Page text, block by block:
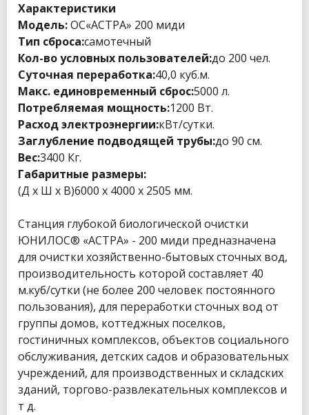
Характеристики
Модель:ОС«АСТРА» 200 миди
Тип сброса:самотечный
Кол-во условных пользователей:до 200 чел.
Суточная переработка:40,0 куб.м.
Макс. единовременный сброс:5000 л.
Потребляемая мощность:1200 Вт.
Расход электроэнергии:кВт/сутки.
Заглубление подводящей трубы:до 90 см.
Вес:3400 Кг.
Габаритные размеры:
(Д х Ш х В)6000 x 4000 х 2505 мм.
Станция глубокой биологической очистки
ЮНИЛОС® «АСТРА» - 200 миди предназначена
для очистки хозяйственно-бытовых сточных вод,
производительность которой составляет 40
м.куб/сутки (не более 200 человек постоянного
пользования), для переработки сточных вод от
группы домов, коттеджных поселков,
гостиничных комплексов, объектов социального
обслуживания, детских садов и образовательных
учреждений, для производственных и складских
зданий, торгово-развлекательных комплексов и
т д.